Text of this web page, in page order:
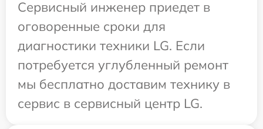
Сервисный инженер приедет в
оговоренные сроки для
диагностики техники LG. Если
потребуется углубленный ремонт
мы бесплатно доставим технику в
сервис в сервисный центр LG.